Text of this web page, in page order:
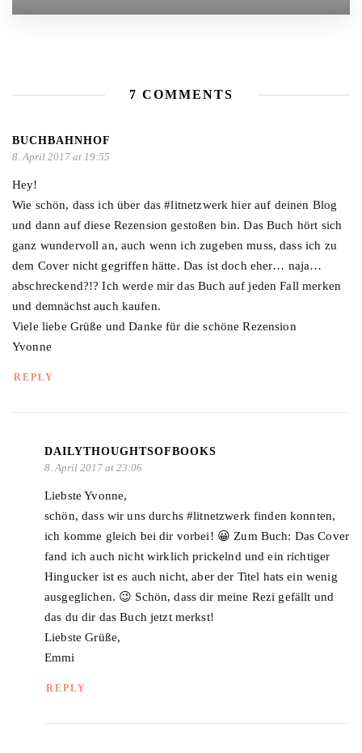
7 COMMENTS
BUCHBAHNHOF
8. April 2017 at 19:55
Hey!
Wie schön, dass ich über das #litnetzwerk hier auf deinen Blog
und dann auf diese Rezension gestoßen bin. Das Buch hört sich
ganz wundervoll an, auch wenn ich zugeben muss, dass ich zu
dem Cover nicht gegriffen hätte. Das ist doch eher… naja…
abschreckend?!? Ich werde mir das Buch auf jeden Fall merken
und demnächst auch kaufen.
Viele liebe Grüße und Danke für die schöne Rezension
Yvonne
REPLY
DAILYTHOUGHTSOFBOOKS
8. April 2017 at 23:06
Liebste Yvonne,
schön, dass wir uns durchs #litnetzwerk finden konnten,
ich komme gleich bei dir vorbei! 😀 Zum Buch: Das Cover
fand ich auch nicht wirklich prickelnd und ein richtiger
Hingucker ist es auch nicht, aber der Titel hats ein wenig
ausgeglichen. 😉 Schön, dass dir meine Rezi gefällt und
das du dir das Buch jetzt merkst!
Liebste Grüße,
Emmi
REPLY